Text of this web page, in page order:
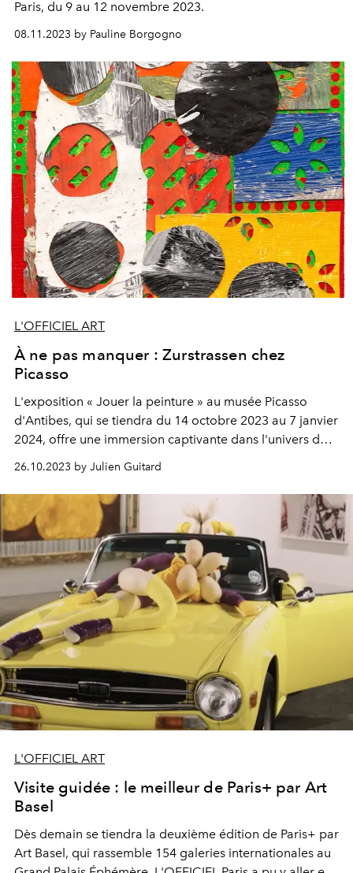
Paris, du 9 au 12 novembre 2023.
08.11.2023 by Pauline Borgogno
L'OFFICIEL ART
À ne pas manquer : Zurstrassen chez
Picasso
L'exposition « Jouer la peinture » au musée Picasso
d'Antibes, qui se tiendra du 14 octobre 2023 au 7 janvier
2024, offre une immersion captivante dans l'univers de
l'artiste belge Yves
Zurstrassen
26.10.2023 by Julien Guitard
L'OFFICIEL ART
Visite guidée : le meilleur de Paris+ par Art
Basel
Dès demain se tiendra la deuxième édition de Paris+ par
Art Basel, qui rassemble 154 galeries internationales au